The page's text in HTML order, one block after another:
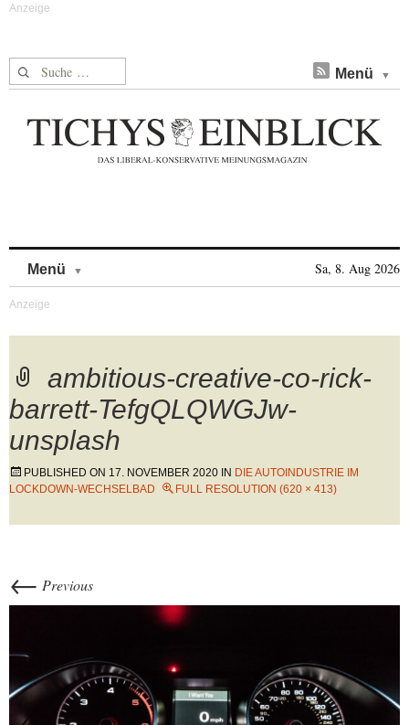
Suche nach: Menü
Menü Sa, 8. Aug 2026
ambitious-creative-co-rick-
barrett-TefgQLQWGJw-
unsplash
PUBLISHED ON 17. NOVEMBER 2020 IN DIE AUTOINDUSTRIE IM
LOCKDOWN-WECHSELBAD
FULL RESOLUTION (620 × 413)
← Previous